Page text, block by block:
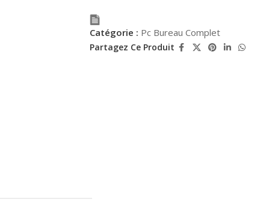
Catégorie : Pc Bureau Complet
Partagez Ce Produit